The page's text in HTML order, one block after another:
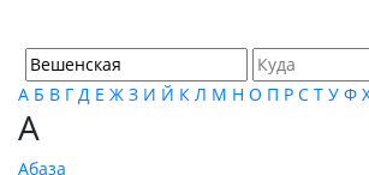
А Б В Г Д Е Ж З И Й К Л М Н О П Р С Т У Ф
А
Абаза